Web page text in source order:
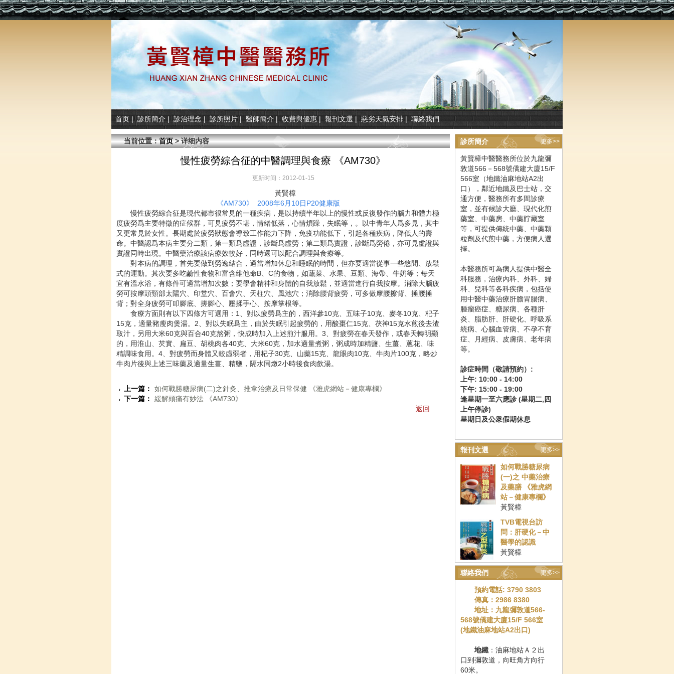
首页 | 診所簡介 | 診治理念 | 診所照片 | 醫師簡介 | 收費與優惠 | 報刊文選 | 惡劣天氣安排 | 聯絡我們
当前位置：首页> 详细内容
慢性疲勞綜合征的中醫調理與食療 《AM730》
更新时间：2012-01-15
黃賢樟
《AM730》 2008年6月10日P20健康版
慢性疲勞綜合征是現代都市很常見的一種疾病，是以持續半年以上的慢性或反復發作的腦力和體力極
度疲勞爲主要特徵的症候群，可見疲勞不堪，情緒低落，心情煩躁，失眠等，。以中青年人爲多見，其中
又更常見於女性。長期處於疲勞狀態會導致工作能力下降，免疫功能低下，引起各種疾病，降低人的壽
命。中醫認爲本病主要分二類，第一類爲虛證，診斷爲虛勞；第二類爲實證，診斷爲勞倦，亦可見虛證與
實證同時出現。中醫藥治療該病療效較好，同時還可以配合調理與食療等。
對本病的調理，首先要做到勞逸結合，適當增加休息和睡眠的時間，但亦要適當從事一些悠閒、放鬆
式的運動。其次要多吃鹼性食物和富含維他命B、C的食物，如蔬菜、水果、豆類、海帶、牛奶等；每天
宜有溫水浴，有條件可適當增加次數；要學會精神和身體的自我放鬆，並適當進行自我按摩。消除大腦疲
勞可按摩頭頸部太陽穴、印堂穴、百會穴、天柱穴、風池穴；消除腰背疲勞，可多做摩腰擦背、捶腰捶
背；對全身疲勞可叩腳底、搓腳心、壓揉手心、按摩掌根等。
食療方面則有以下四條方可選用：1、對以疲勞爲主的，西洋參10克、五味子10克、麥冬10克、杞子
15克，適量豬瘦肉煲湯。2、對以失眠爲主，由於失眠引起疲勞的，用酸棗仁15克、茯神15克水煎後去渣
取汁，另用大米60克與百合40克熬粥，快成時加入上述煎汁服用。3、對疲勞在春天發作，或春天轉明顯
的，用淮山、芡實、扁豆、胡桃肉各40克、大米60克，加水適量煮粥，粥成時加精鹽、生薑、蔥花、味
精調味食用。4、對疲勞而身體又較虛弱者，用杞子30克、山藥15克、龍眼肉10克、牛肉片100克，略炒
牛肉片後與上述三味藥及適量生薑、精鹽，隔水同燉2小時後食肉飲湯。
上一篇：
如何戰勝糖尿病(二)之針灸、推拿治療及日常保健 《雅虎網站－健康專欄》
下一篇：
緩解頭痛有妙法 《AM730》
返回
診所簡介 更多>>
黃賢樟中醫醫務所位於九龍彌
敦道566－568號僑建大廈15/F
566室（地鐵油麻地站A2出
口），鄰近地鐵及巴士站，交
通方便，醫務所有多間診療
室，並有候診大廳、現代化煎
藥室、中藥房、中藥貯藏室
等，可提供傳統中藥、中藥顆
粒劑及代煎中藥，方便病人選
擇。
本醫務所可為病人提供中醫全
科服務，治療內科、外科、婦
科、兒科等各科疾病，包括使
用中醫中藥治療肝膽胃腸病、
腫瘤癌症、糖尿病、各種肝
炎、脂肪肝、肝硬化、呼吸系
統病、心腦血管病、不孕不育
症、月經病、皮膚病、老年病
等。
診症時間（敬請預約）:
上午: 10:00 - 14:00
下午: 15:00 - 19:00
逢星期一至六應診 (星期二,四
上午停診)
星期日及公衆假期休息
報刊文選 更多>>
如何戰勝糖尿病
(一)之 中藥治療
及藥膳 《雅虎網
站－健康專欄》
黃賢樟
TVB電視台訪
問：肝硬化－中
醫學的認識
黃賢樟
聯絡我們 更多>>
預約電話: 3790 3803
傳真：2986 8380
地址：九龍彌敦道566-
568號僑建大廈15/F 566室
(地鐵油麻地站A2出口)
地鐵 ：油麻地站Ａ２出
口到彌敦道，向旺角方向行
60米。